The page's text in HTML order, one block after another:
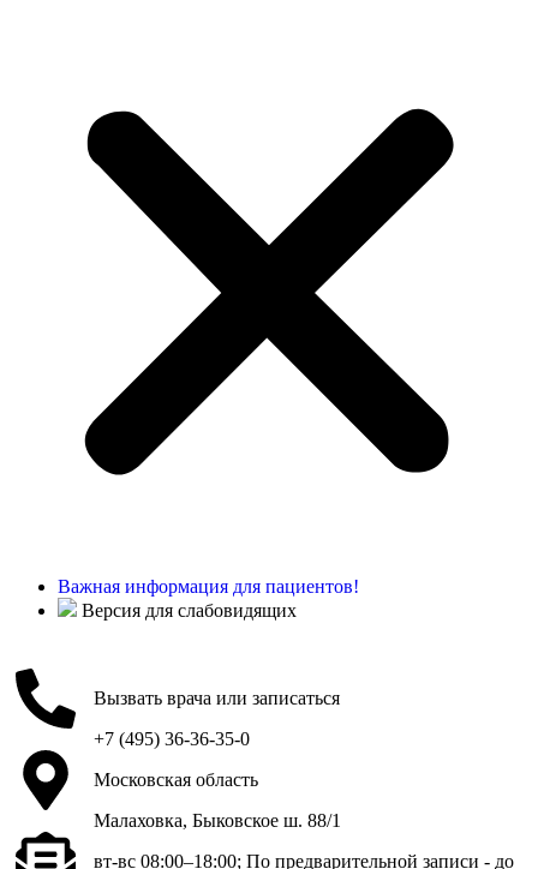
Важная информация для пациентов!
Версия для слабовидящих
Вызвать врача или записаться
+7 (495) 36-36-35-0
Московская область
Малаховка, Быковское ш. 88/1
вт-вс 08:00–18:00; По предварительной записи - до